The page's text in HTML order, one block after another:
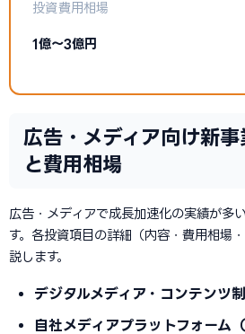
投資費用相場
1億〜3億円
広告・メディア向け新
と費用相場
広告・メディアで成長加速化の実績が多
す。各投資項目の詳細（内容・費用相場
説します。
デジタルメディア・コンテンツ
自社メディアプラットフォーム